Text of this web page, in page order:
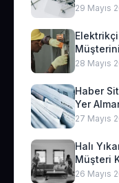
29 Mayıs
Elektrikçi
28 Mayıs
Haber
Yer
27 Mayıs
Halı
Müşteri
26 Mayıs